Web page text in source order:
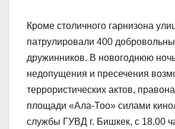
Кроме столичного гарнизона
патрулировали 400
дружинников. В новогоднюю
недопущения и пресечения
террористических актов,
площади «Ала-Тоо» силами
службы ГУВД г. Бишкек, с 18.00